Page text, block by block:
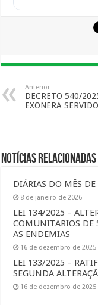
Anterior
DECRETO 540/
EXONERA
Notícias Relacionadas
DIÁRIAS DO MÊS
8 de janeiro de 2026
LEI 134/2025 –
COMUNITARIOS DE
AS ENDEMIAS
16 de dezembro de 2025
LEI 133/2025 –
SEGUNDA
16 de dezembro de 2025